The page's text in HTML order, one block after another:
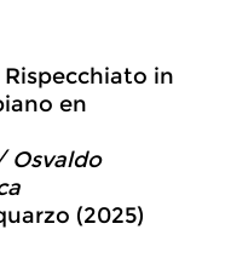
Rispecchiato in
en
Osvaldo
(2025)